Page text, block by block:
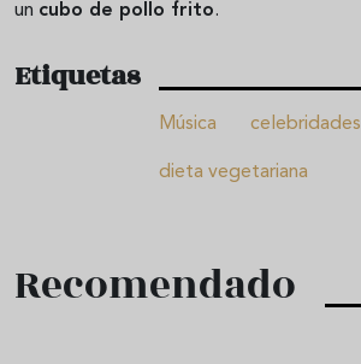
un cubo de pollo frito.
Etiquetas
Música celebridades
dieta vegetariana
Recomendado